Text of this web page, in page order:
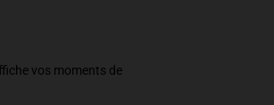
vos moments de